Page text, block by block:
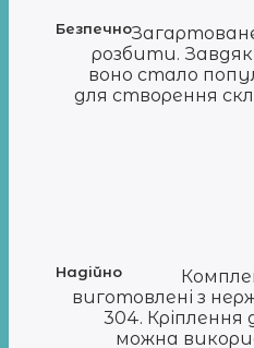
Безпечно
розбити.
воно стало
для створення
Надійно
виготовлені з
304. Кріплення
можна